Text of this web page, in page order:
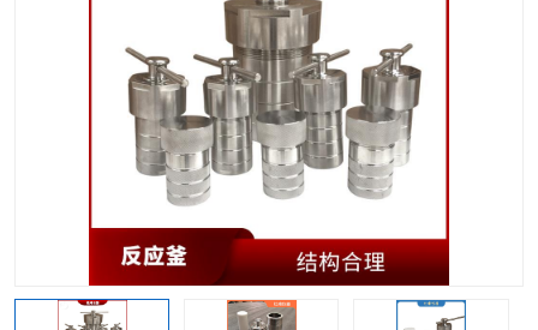
多功能油浴锅
单层玻璃反应釜 低温恒温反应浴槽
电动搅拌器